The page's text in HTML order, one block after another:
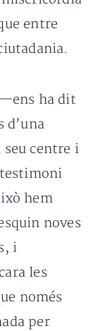
entre
ha dit
d’una
seu centre i
hem
noves
i
les
només
per